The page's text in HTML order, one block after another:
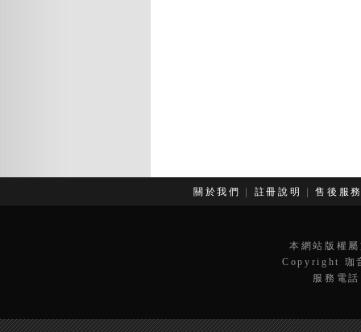
關於我們 註冊說明 售後服
本網站版權
Copyright 珈
服務電